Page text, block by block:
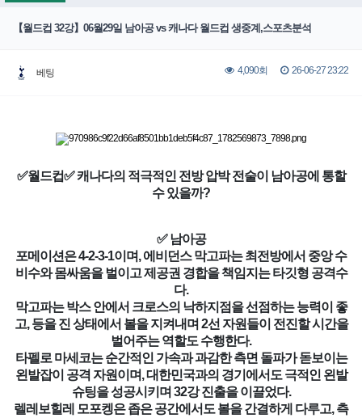
【월드컵 32강】06월29일 남아공 vs 캐나다 월드컵 생중계,스포츠분석
베팅 4,090회 26-06-27 23:22
✅월드컵✅ 캐나다의 적극적인 전방 압박 전술이 남아공에 통할
수 있을까?
✅ 남아공
포메이션은 4-2-3-1이며, 에비던스 막고파는 최전방에서 중앙 수
비수와 몸싸움을 벌이고 제공권 경합을 책임지는 타깃형 공격수
다.
막고파는 박스 안에서 크로스의 낙하지점을 선점하는 능력이 좋
고, 등을 진 상태에서 볼을 지켜내며 2선 자원들이 전진할 시간을
벌어주는 역할도 수행한다.
타펠로 마세코는 순간적인 가속과 과감한 측면 돌파가 돋보이는
왼발잡이 공격 자원이며, 대한민국과의 경기에서도 극적인 왼발
슈팅을 성공시키며 32강 진출을 이끌었다.
렐레보힐레 모포켕은 좁은 공간에서도 볼을 간결하게 다루고, 측